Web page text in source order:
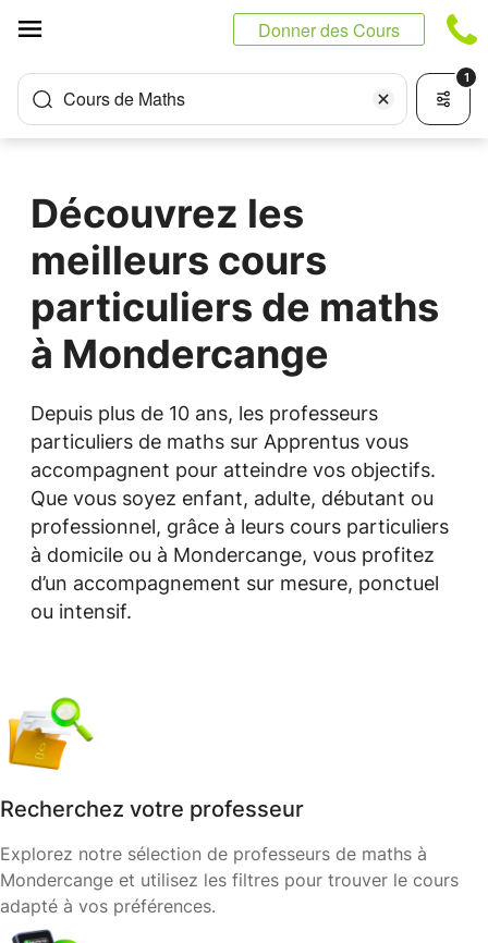
Donner des Cours
Cours de Maths
1
Découvrez les
meilleurs cours
particuliers de maths
à Mondercange
Depuis plus de 10 ans, les professeurs
particuliers de maths sur Apprentus vous
accompagnent pour atteindre vos objectifs.
Que vous soyez enfant, adulte, débutant ou
professionnel, grâce à leurs cours particuliers
à domicile ou à Mondercange, vous profitez
d’un accompagnement sur mesure, ponctuel
ou intensif.
Recherchez votre professeur
Explorez notre sélection de professeurs de maths à
Mondercange et utilisez les filtres pour trouver le cours
adapté à vos préférences.